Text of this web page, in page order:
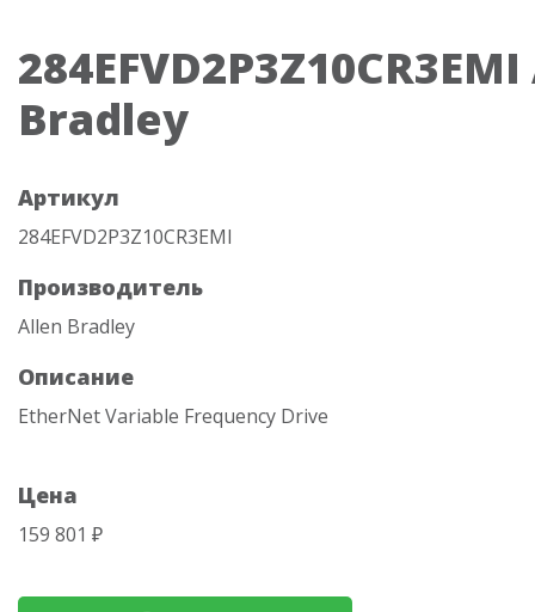
Bradley
Артикул
284EFVD2P3Z10CR3EMI
Производитель
Allen Bradley
Описание
EtherNet Variable Frequency Drive
Цена
159 801 ₽